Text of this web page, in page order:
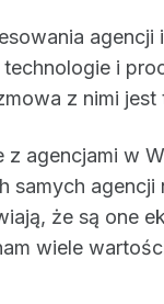
i
z nimi jest
agencjami w
samych
że są one
wiele